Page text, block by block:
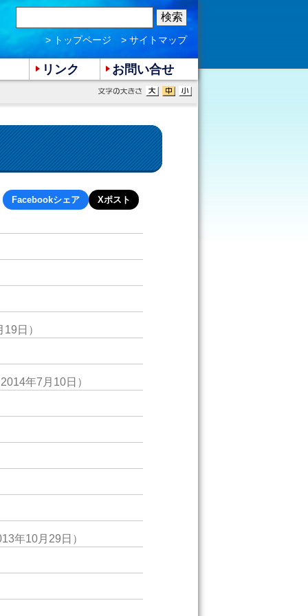
Facebookシェア Xポスト
日）
2014年7月10日）
年10月29日）
リンク お問い合せ
> トップページ > サイトマップ